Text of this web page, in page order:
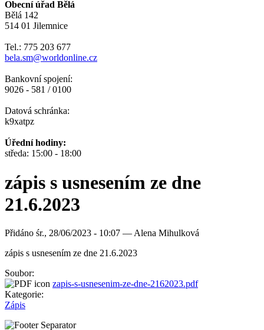
Obecní úřad Bělá
Bělá 142
514 01 Jilemnice
Tel.: 775 203 677
bela.sm@worldonline.cz
Bankovní spojení:
9026 - 581 / 0100
Datová schránka:
k9xatpz
Úřední hodiny:
středa: 15:00 - 18:00
zápis s usnesením ze dne
21.6.2023
Přidáno śr., 28/06/2023 - 10:07 — Alena Mihulková
zápis s usnesením ze dne 21.6.2023
Soubor:
zapis-s-usnesenim-ze-dne-2162023.pdf
Kategorie:
Zápis